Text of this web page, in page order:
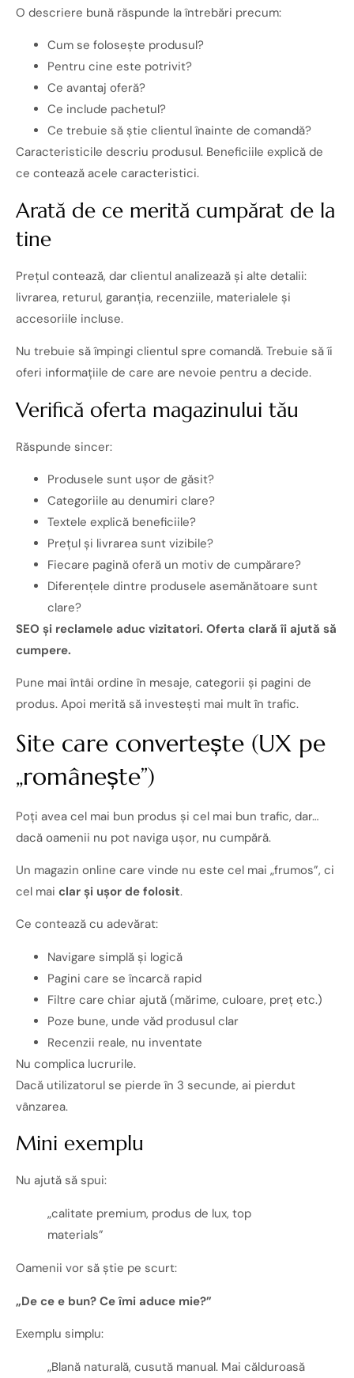
O descriere bună răspunde la întrebări precum:
Cum se folosește produsul?
Pentru cine este potrivit?
Ce avantaj oferă?
Ce include pachetul?
Ce trebuie să știe clientul înainte de comandă?
Caracteristicile descriu produsul. Beneficiile explică de
ce contează acele caracteristici.
Arată de ce merită cumpărat de la
tine
Prețul contează, dar clientul analizează și alte detalii:
livrarea, returul, garanția, recenziile, materialele și
accesoriile incluse.
Nu trebuie să împingi clientul spre comandă. Trebuie să îi
oferi informațiile de care are nevoie pentru a decide.
Verifică oferta magazinului tău
Răspunde sincer:
Produsele sunt ușor de găsit?
Categoriile au denumiri clare?
Textele explică beneficiile?
Prețul și livrarea sunt vizibile?
Fiecare pagină oferă un motiv de cumpărare?
Diferențele dintre produsele asemănătoare sunt
clare?
SEO și reclamele aduc vizitatori. Oferta clară îi ajută să
cumpere.
Pune mai întâi ordine în mesaje, categorii și pagini de
produs. Apoi merită să investești mai mult în trafic.
Site care convertește (UX pe
„românește”)
Poți avea cel mai bun produs și cel mai bun trafic, dar…
dacă oamenii nu pot naviga ușor, nu cumpără.
Un magazin online care vinde nu este cel mai „frumos”, ci
cel mai clar și ușor de folosit.
Ce contează cu adevărat:
Navigare simplă și logică
Pagini care se încarcă rapid
Filtre care chiar ajută (mărime, culoare, preț etc.)
Poze bune, unde văd produsul clar
Recenzii reale, nu inventate
Nu complica lucrurile.
Dacă utilizatorul se pierde în 3 secunde, ai pierdut
vânzarea.
Mini exemplu
Nu ajută să spui:
„calitate premium, produs de lux, top
materials”
Oamenii vor să știe pe scurt:
„De ce e bun? Ce îmi aduce mie?”
Exemplu simplu:
„Blană naturală, cusută manual. Mai călduroasă